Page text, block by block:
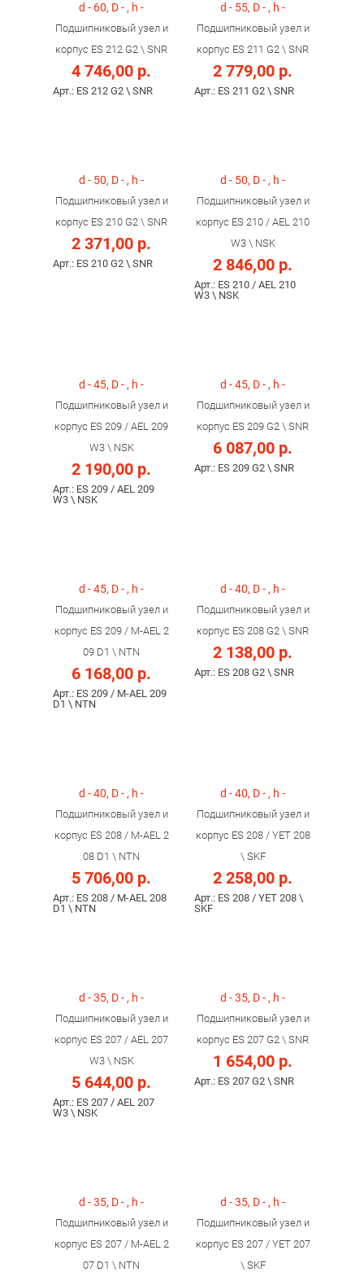
d - 60, D - , h -
Подшипниковый узел и
корпус ES 212 G2 \ SNR
4 746,00 р.
Арт.: ES 212 G2 \ SNR
d - 55, D - , h -
Подшипниковый узел и
корпус ES 211 G2 \ SNR
2 779,00 р.
Арт.: ES 211 G2 \ SNR
d - 50, D - , h -
Подшипниковый узел и
корпус ES 210 G2 \ SNR
2 371,00 р.
Арт.: ES 210 G2 \ SNR
d - 50, D - , h -
Подшипниковый узел и
корпус ES 210 / AEL 210
W3 \ NSK
2 846,00 р.
Арт.: ES 210 / AEL 210
W3 \ NSK
d - 45, D - , h -
Подшипниковый узел и
корпус ES 209 / AEL 209
W3 \ NSK
2 190,00 р.
Арт.: ES 209 / AEL 209
W3 \ NSK
d - 45, D - , h -
Подшипниковый узел и
корпус ES 209 G2 \ SNR
6 087,00 р.
Арт.: ES 209 G2 \ SNR
d - 45, D - , h -
Подшипниковый узел и
корпус ES 209 / M-AEL 2
09 D1 \ NTN
6 168,00 р.
Арт.: ES 209 / M-AEL 209
D1 \ NTN
d - 40, D - , h -
Подшипниковый узел и
корпус ES 208 G2 \ SNR
2 138,00 р.
Арт.: ES 208 G2 \ SNR
d - 40, D - , h -
Подшипниковый узел и
корпус ES 208 / M-AEL 2
08 D1 \ NTN
5 706,00 р.
Арт.: ES 208 / M-AEL 208
D1 \ NTN
d - 40, D - , h -
Подшипниковый узел и
корпус ES 208 / YET 208
\ SKF
2 258,00 р.
Арт.: ES 208 / YET 208 \
SKF
d - 35, D - , h -
Подшипниковый узел и
корпус ES 207 / AEL 207
W3 \ NSK
5 644,00 р.
Арт.: ES 207 / AEL 207
W3 \ NSK
d - 35, D - , h -
Подшипниковый узел и
корпус ES 207 G2 \ SNR
1 654,00 р.
Арт.: ES 207 G2 \ SNR
d - 35, D - , h -
Подшипниковый узел и
корпус ES 207 / M-AEL 2
07 D1 \ NTN
d - 35, D - , h -
Подшипниковый узел и
корпус ES 207 / YET 207
\ SKF